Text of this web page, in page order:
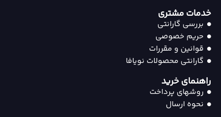
خدمات مشتری
بررسی گارانتی
حریم خصوصی
قوانین و مقررات
گارانتی محصولات نویافا
راهنمای خرید
روشهای پرداخت
نحوه ارسال